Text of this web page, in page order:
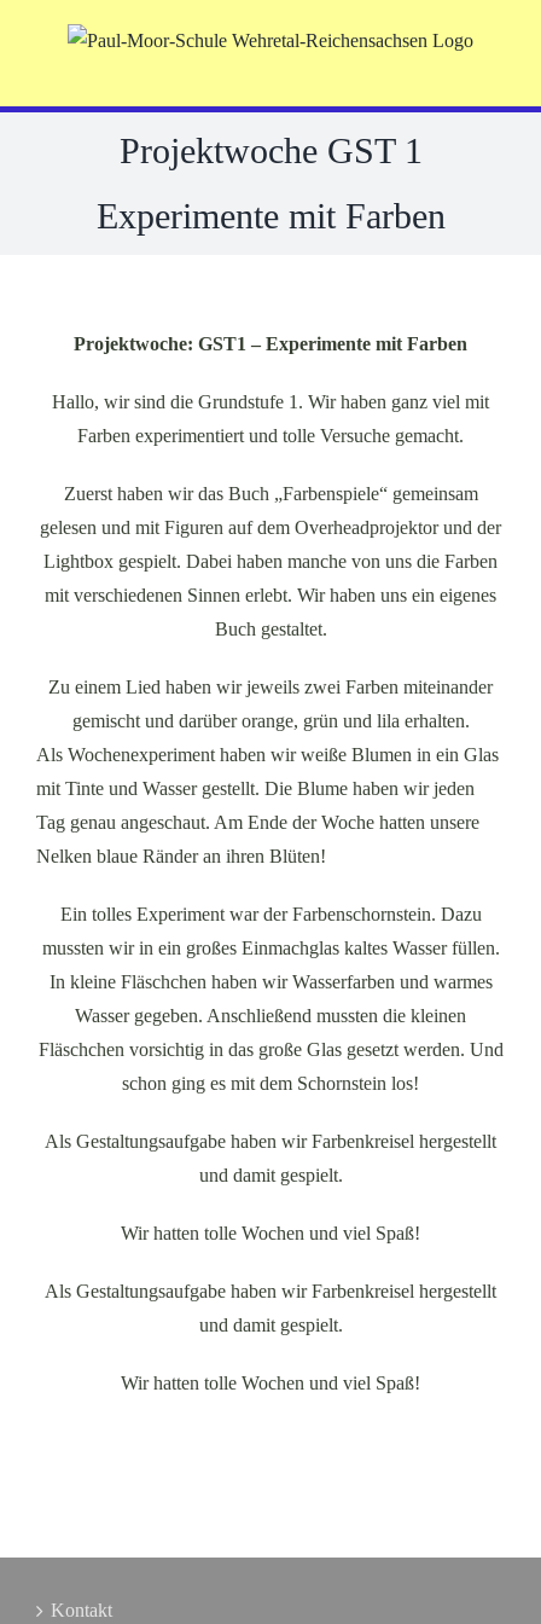
Projektwoche GST 1
Experimente mit Farben
Projektwoche: GST1 – Experimente mit Farben
Hallo, wir sind die Grundstufe 1. Wir haben ganz viel mit
Farben experimentiert und tolle Versuche gemacht.
Zuerst haben wir das Buch „Farbenspiele“ gemeinsam
gelesen und mit Figuren auf dem Overheadprojektor und der
Lightbox gespielt. Dabei haben manche von uns die Farben
mit verschiedenen Sinnen erlebt. Wir haben uns ein eigenes
Buch gestaltet.
Zu einem Lied haben wir jeweils zwei Farben miteinander
gemischt und darüber orange, grün und lila erhalten.
Als Wochenexperiment haben wir weiße Blumen in ein Glas
mit Tinte und Wasser gestellt. Die Blume haben wir jeden
Tag genau angeschaut. Am Ende der Woche hatten unsere
Nelken blaue Ränder an ihren Blüten!
Ein tolles Experiment war der Farbenschornstein. Dazu
mussten wir in ein großes Einmachglas kaltes Wasser füllen.
In kleine Fläschchen haben wir Wasserfarben und warmes
Wasser gegeben. Anschließend mussten die kleinen
Fläschchen vorsichtig in das große Glas gesetzt werden. Und
schon ging es mit dem Schornstein los!
Als Gestaltungsaufgabe haben wir Farbenkreisel hergestellt
und damit gespielt.
Wir hatten tolle Wochen und viel Spaß!
Als Gestaltungsaufgabe haben wir Farbenkreisel hergestellt
und damit gespielt.
Wir hatten tolle Wochen und viel Spaß!
Kontakt